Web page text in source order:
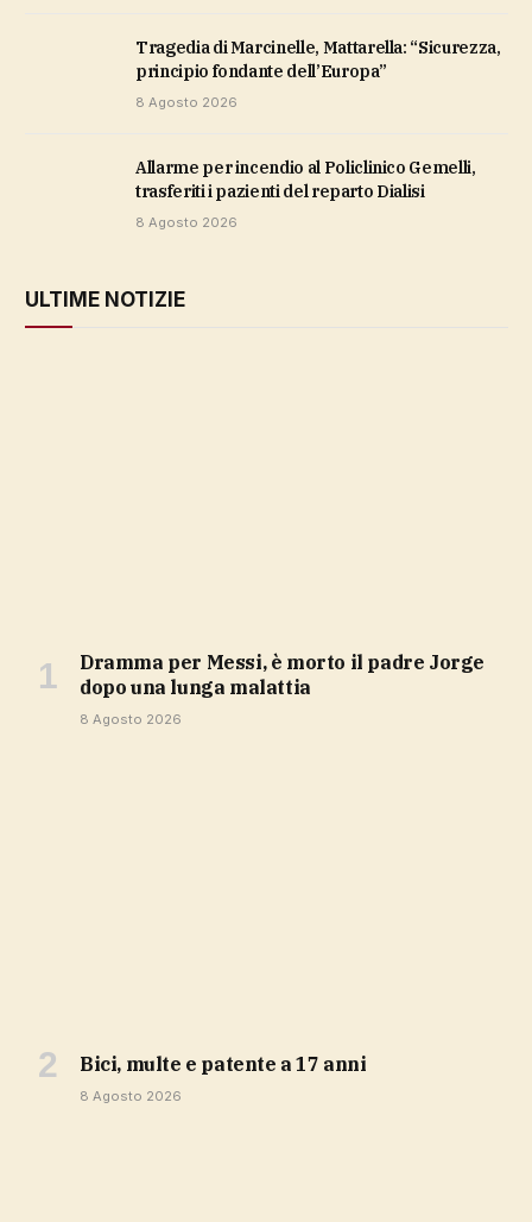
Tragedia di Marcinelle, Mattarella: “Sicurezza,
principio fondante dell’Europa”
8 Agosto 2026
Allarme per incendio al Policlinico Gemelli,
trasferiti i pazienti del reparto Dialisi
8 Agosto 2026
ULTIME NOTIZIE
Dramma per Messi, è morto il padre Jorge
dopo una lunga malattia
8 Agosto 2026
bici, multe e patente a 17 anni
8 Agosto 2026